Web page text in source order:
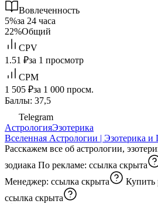
Вовлеченность
5%за 24 часа
22%Общий
CPV
1.51 ₽за 1 просмотр
CPM
1 505 ₽за 1 000 просм.
Баллы: 37,5
Telegram
АстрологияЭзотерика
Вселенная Астрологии | Эзотерика и
Расскажем все об астрологии,
зодиака По рекламе: ссылка скрыта
Менеджер: ссылка скрыта
Купить
ссылка скрыта